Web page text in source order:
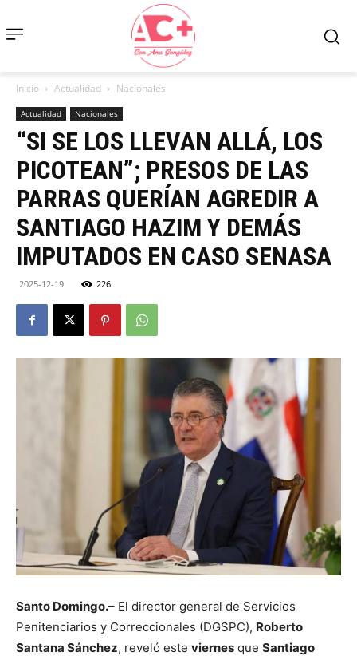
Inicio Actualidad Nacionales
Actualidad Nacionales
“SI SE LOS LLEVAN ALLÁ, LOS
PICOTEAN”; PRESOS DE LAS
PARRAS QUERÍAN AGREDIR A
SANTIAGO HAZIM Y DEMÁS
IMPUTADOS EN CASO SENASA
2025-12-19 226
Santo Domingo.– El director general de Servicios
Penitenciarios y Correccionales (DGSPC), Roberto
Santana Sánchez, reveló este viernes que Santiago